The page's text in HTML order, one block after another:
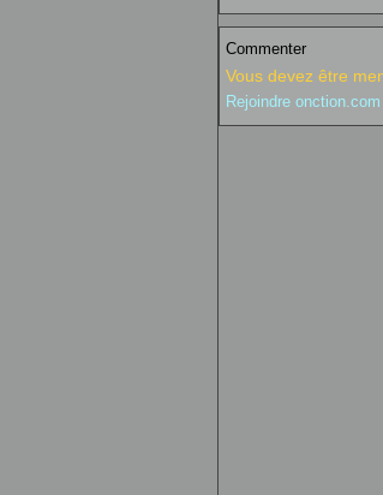
Commenter
Vous devez être
Rejoindre onction.com